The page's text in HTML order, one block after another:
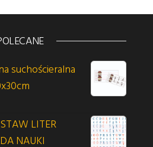
suchościeralna
wynosiła: 85,00 zł.
cena wynosi: 80,00 zł.
LITER
NAUKI